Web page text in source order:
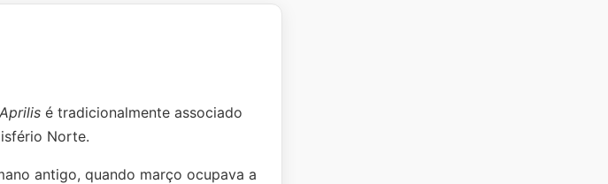
Aprilis é tradicionalmente associado
Norte.
antigo, quando março ocupava a